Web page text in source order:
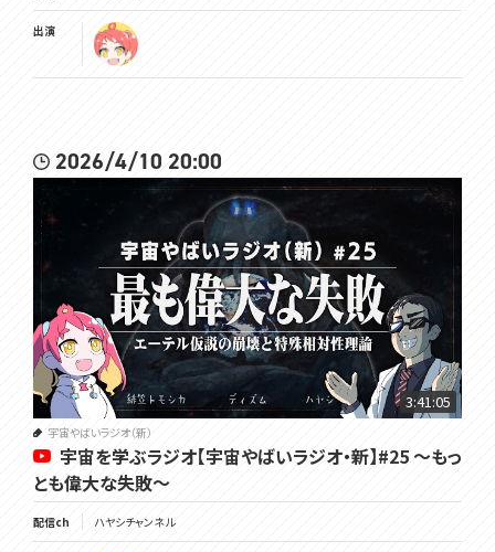
出演
2026/4/10 20:00
3:41:05
宇宙やばいラジオ（新）
宇宙を学ぶラジオ【宇宙やばいラジオ・新】#25 ～もっ
とも偉大な失敗～
配信ch ハヤシチャンネル